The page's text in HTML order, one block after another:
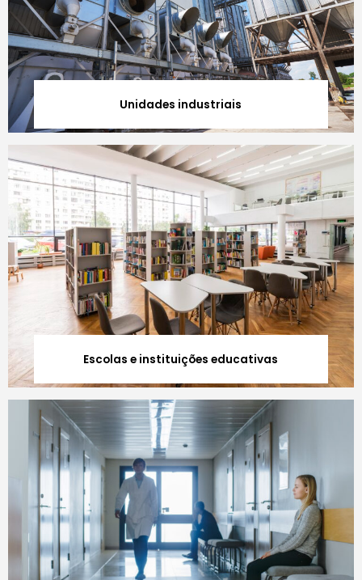
Unidades industriais
Escolas e instituições educativas